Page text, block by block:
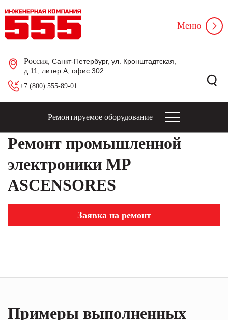
Россия , Санкт-Петербург, ул. Кронштадтская,
д.11, литер А, офис 302
+7 (800) 555-89-01
Меню
Ремонтируемое оборудование
Ремонт промышленной
электроники MP
ASCENSORES
Заявка на ремонт
Примеры выполненных